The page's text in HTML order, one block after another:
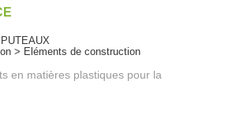
> Eléments de construction
en matières plastiques pour la